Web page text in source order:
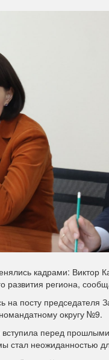
кадрами:
развития региона,
посту председателя
округу №9.
перед
стал неожиданностью